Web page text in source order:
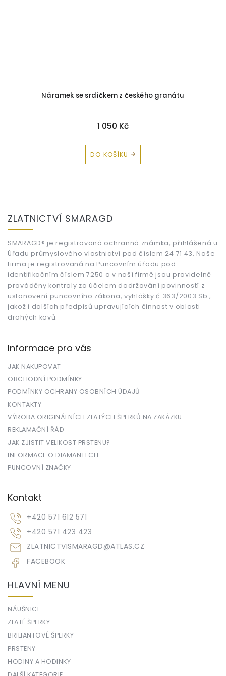
Náramek se srdíčkem z českého granátu
1 050 Kč
DO KOŠÍKU
ZLATNICTVÍ SMARAGD
SMARAGD® je registrovaná ochranná známka, přihlášená u
Úřadu průmyslového vlastnictví pod číslem 24 71 43. Naše
firma je registrovaná na Puncovním úřadu pod
identifikačním číslem 7250 a v naší firmě jsou pravidelně
prováděny kontroly za účelem dodržování povinností z
ustanovení puncovního zákona, vyhlášky č.363/2003 Sb.,
jakož i dalších předpisů upravujících činnost v oblasti
drahých kovů.
Informace pro vás
JAK NAKUPOVAT
OBCHODNÍ PODMÍNKY
PODMÍNKY OCHRANY OSOBNÍCH ÚDAJŮ
KONTAKTY
VÝROBA ORIGINÁLNÍCH ZLATÝCH ŠPERKŮ NA ZAKÁZKU
REKLAMAČNÍ ŘÁD
JAK ZJISTIT VELIKOST PRSTENU?
INFORMACE O DIAMANTECH
PUNCOVNÍ ZNAČKY
Kontakt
ZLATNICTVISMARAGD@ATLAS.CZ
+420 571 612 571
+420 571 423 423
FACEBOOK
HLAVNÍ MENU
NÁUŠNICE
ZLATÉ ŠPERKY
BRILIANTOVÉ ŠPERKY
PRSTENY
HODINY A HODINKY